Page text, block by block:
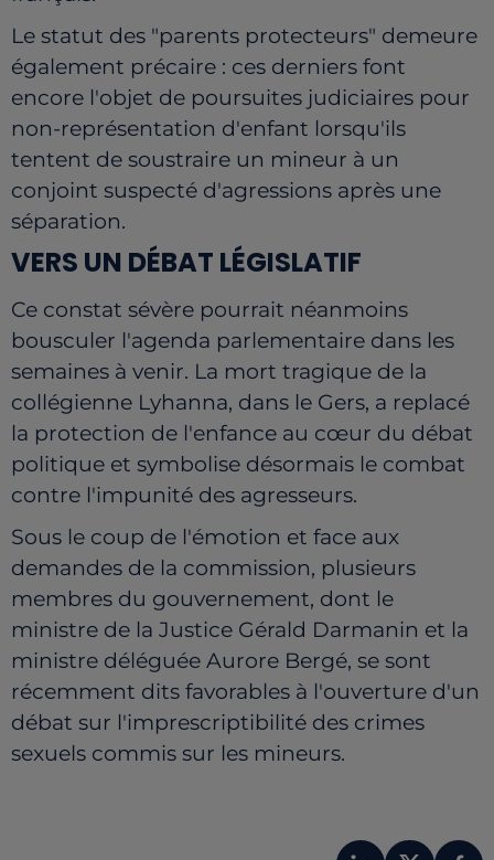
Le statut des "parents protecteurs" demeure
également précaire : ces derniers font
encore l'objet de poursuites judiciaires pour
non-représentation d'enfant lorsqu'ils
tentent de soustraire un mineur à un
conjoint suspecté d'agressions après une
séparation.
VERS UN DÉBAT LÉGISLATIF
Ce constat sévère pourrait néanmoins
bousculer l'agenda parlementaire dans les
semaines à venir. La mort tragique de la
collégienne Lyhanna, dans le Gers, a replacé
la protection de l'enfance au cœur du débat
politique et symbolise désormais le combat
contre l'impunité des agresseurs.
Sous le coup de l'émotion et face aux
demandes de la commission, plusieurs
membres du gouvernement, dont le
ministre de la Justice Gérald Darmanin et la
ministre déléguée Aurore Bergé, se sont
récemment dits favorables à l'ouverture d'un
débat sur l'imprescriptibilité des crimes
sexuels commis sur les mineurs.